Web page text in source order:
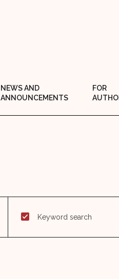
NEWS AND
ANNOUNCEMENTS
FOR
Keyword search